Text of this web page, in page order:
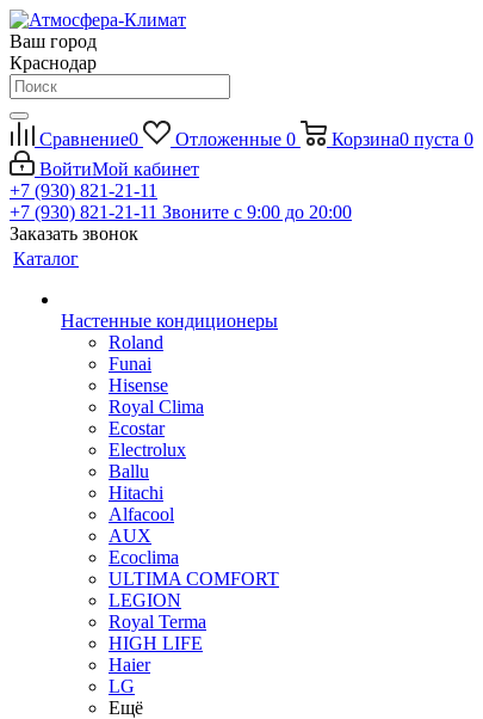
Ваш город
Краснодар
Сравнение0 Отложенные 0 Корзина0 пуста 0
ВойтиМой кабинет
+7 (930) 821-21-11
+7 (930) 821-21-11 Звоните с 9:00 до 20:00
Заказать звонок
Каталог
Настенные кондиционеры
Roland
Funai
Hisense
Royal Clima
Ecostar
Electrolux
Ballu
Hitachi
Alfacool
AUX
Ecoclima
ULTIMA COMFORT
LEGION
Royal Terma
HIGH LIFE
Haier
LG
Ещё